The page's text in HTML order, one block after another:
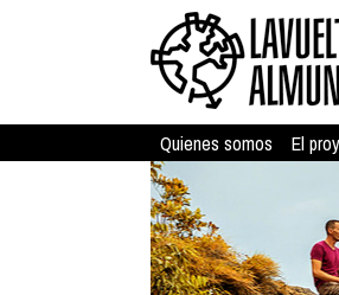
Quienes somos El